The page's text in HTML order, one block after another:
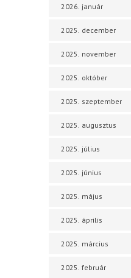
2026. január
2025. december
2025. november
2025. október
2025. szeptember
2025. augusztus
2025. július
2025. június
2025. május
2025. április
2025. március
2025. február